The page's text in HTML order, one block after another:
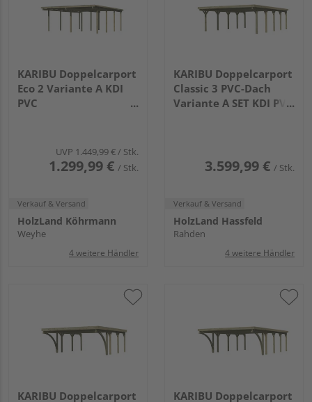
KARIBU Doppelcarport
Eco 2 Variante A KDI
PVC
UVP 1.449,99 €/ Stk.
1.299,99 € / Stk.
Verkauf & Versand
HolzLand Köhrmann
Weyhe
4 weitere Händler
KARIBU Doppelcarport
Classic 3 PVC-Dach
Variante A SET KDI PVC
3.599,99 € / Stk.
Verkauf & Versand
HolzLand Hassfeld
Rahden
4 weitere Händler
KARIBU Doppelcarport
KARIBU Doppelcarport